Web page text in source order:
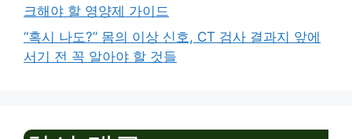
크해야 할 영양제 가이드
“혹시 나도?” 몸의 이상 신호, CT 검사 결과지 앞에
서기 전 꼭 알아야 할 것들